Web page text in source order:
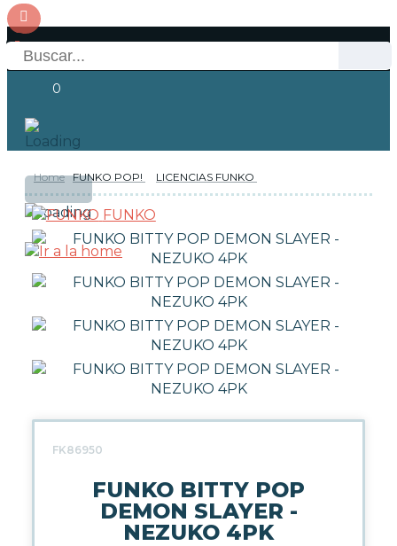
0
Acceso
OFERTAS
RESERVAS
NOVEDADES
FUNKO POP!
TIPOS DE FUNKO POP!
FUNKO POP CINE
FUNKO POP DC COMICS
FUNKO POP DEPORTES
Home FUNKO POP! LICENCIAS FUNKO
FUNKO
FK86950
FUNKO BITTY POP
DEMON SLAYER -
NEZUKO 4PK